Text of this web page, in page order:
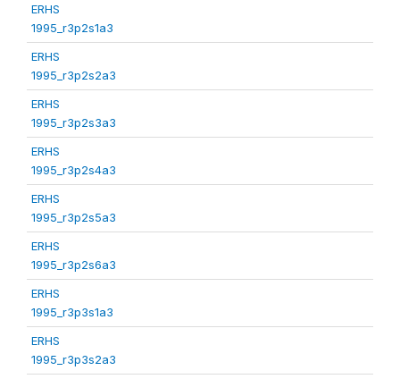
ERHS
1995_r3p2s1a3
ERHS
1995_r3p2s2a3
ERHS
1995_r3p2s3a3
ERHS
1995_r3p2s4a3
ERHS
1995_r3p2s5a3
ERHS
1995_r3p2s6a3
ERHS
1995_r3p3s1a3
ERHS
1995_r3p3s2a3